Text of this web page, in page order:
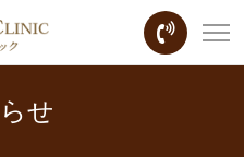
せ